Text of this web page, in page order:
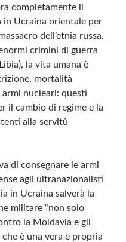
completamente il
in Ucraina orientale per
dell’etnia russa.
crimini di guerra
la vita umana è
mortalità
nucleari: questi
il cambio di regime e la
alla servitù
di consegnare le armi
agli ultranazionalisti
in Ucraina salverà la
militare “non solo
la Moldavia e gli
è una vera e propria